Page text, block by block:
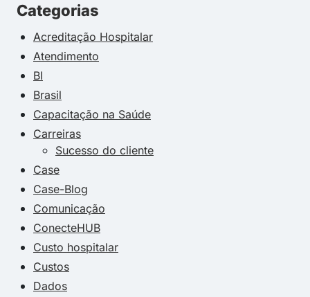
Categorias
Acreditação Hospitalar
Atendimento
BI
Brasil
Capacitação na Saúde
Carreiras
Sucesso do cliente
Case
Case-Blog
Comunicação
ConecteHUB
Custo hospitalar
Custos
Dados